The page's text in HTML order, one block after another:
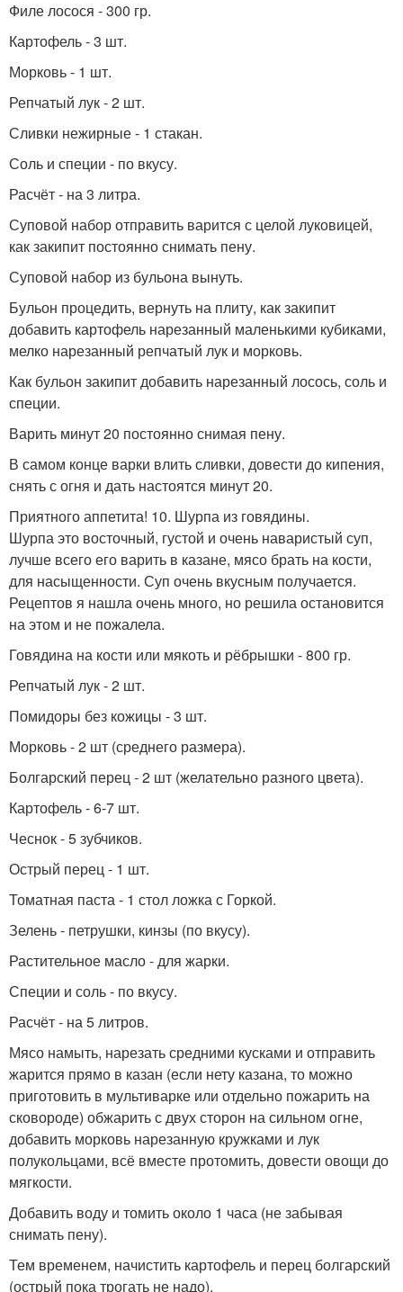
Филе лосося - 300 гр.
Картофель - 3 шт.
Морковь - 1 шт.
Репчатый лук - 2 шт.
Сливки нежирные - 1 стакан.
Соль и специи - по вкусу.
Расчёт - на 3 литра.
Суповой набор отправить варится с целой луковицей,
как закипит постоянно снимать пену.
Суповой набор из бульона вынуть.
Бульон процедить, вернуть на плиту, как закипит
добавить картофель нарезанный маленькими кубиками,
мелко нарезанный репчатый лук и морковь.
Как бульон закипит добавить нарезанный лосось, соль и
специи.
Варить минут 20 постоянно снимая пену.
В самом конце варки влить сливки, довести до кипения,
снять с огня и дать настоятся минут 20.
Приятного аппетита! 10. Шурпа из говядины.
Шурпа это восточный, густой и очень наваристый суп,
лучше всего его варить в казане, мясо брать на кости,
для насыщенности. Суп очень вкусным получается.
Рецептов я нашла очень много, но решила остановится
на этом и не пожалела.
Говядина на кости или мякоть и рёбрышки - 800 гр.
Репчатый лук - 2 шт.
Помидоры без кожицы - 3 шт.
Морковь - 2 шт (среднего размера).
Болгарский перец - 2 шт (желательно разного цвета).
Картофель - 6-7 шт.
Чеснок - 5 зубчиков.
Острый перец - 1 шт.
Томатная паста - 1 стол ложка с Горкой.
Зелень - петрушки, кинзы (по вкусу).
Растительное масло - для жарки.
Специи и соль - по вкусу.
Расчёт - на 5 литров.
Мясо намыть, нарезать средними кусками и отправить
жарится прямо в казан (если нету казана, то можно
приготовить в мультиварке или отдельно пожарить на
сковороде) обжарить с двух сторон на сильном огне,
добавить морковь нарезанную кружками и лук
полукольцами, всё вместе протомить, довести овощи до
мягкости.
Добавить воду и томить около 1 часа (не забывая
снимать пену).
Тем временем, начистить картофель и перец болгарский
(острый пока трогать не надо).